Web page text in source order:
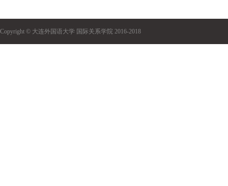
Copyright © 大连外国语大学 国际关系学院 2016-2018